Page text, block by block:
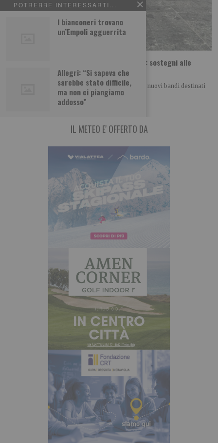
POTREBBE INTERESSARTI...
I bianconeri trovano
un’Empoli agguerrita
Allegri: “Si sapeva che
sarebbe stato difficile,
ma non ci piangiamo
addosso”
Piemonte, in arrivo nove bandi per lo sport: sostegni alle
attività giovanili
La Regione Piemonte si prepara a pubblicare nove nuovi bandi destinati
al mondo dello sport. I
IL METEO E' OFFERTO DA